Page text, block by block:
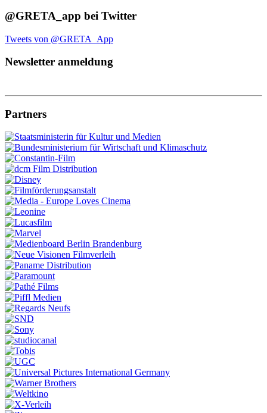
@GRETA_app bei Twitter
Tweets von @GRETA_App
Newsletter anmeldung
Partners